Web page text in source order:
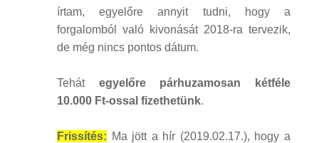
írtam, egyelőre annyit tudni, hogy a
forgalomból való kivonását 2018-ra tervezik,
de még nincs pontos dátum.
Tehát egyelőre párhuzamosan kétféle
10.000 Ft-ossal fizethetünk.
Frissítés: Ma jött a hír (2019.02.17.), hogy a